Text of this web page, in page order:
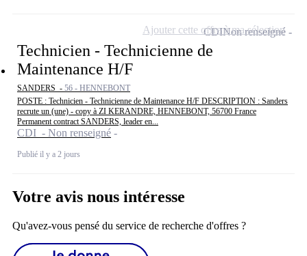
Technicien - Technicienne de
Maintenance H/F
SANDERS - 56 - HENNEBONT
POSTE : Technicien - Technicienne de Maintenance H/F DESCRIPTION : Sanders
recrute un (une) - copy à ZI KERANDRE, HENNEBONT, 56700 France
Permanent contract SANDERS, leader en...
CDI - Non renseigné
Publié il y a 2 jours
CDINon renseigné
Ajouter cette offre à ma sélection
Votre avis nous intéresse
Qu'avez-vous pensé du service de recherche d'offres ?